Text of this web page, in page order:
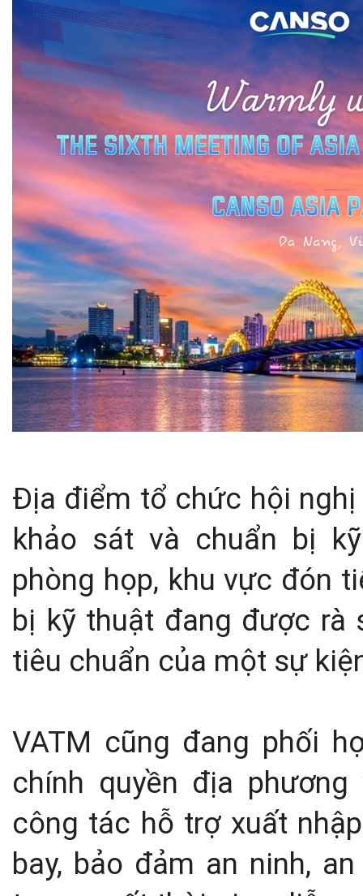
Địa điểm tổ chức hội
khảo sát và chuẩn bị
phòng họp, khu vực đón
bị kỹ thuật đang được
tiêu chuẩn của một sự
VATM cũng đang phối
chính quyền địa
công tác hỗ trợ xuất
bay, bảo đảm an ninh,